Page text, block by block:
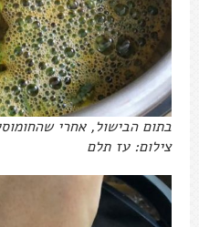
בתום הבישול, אחרי
צילום: עז תלם